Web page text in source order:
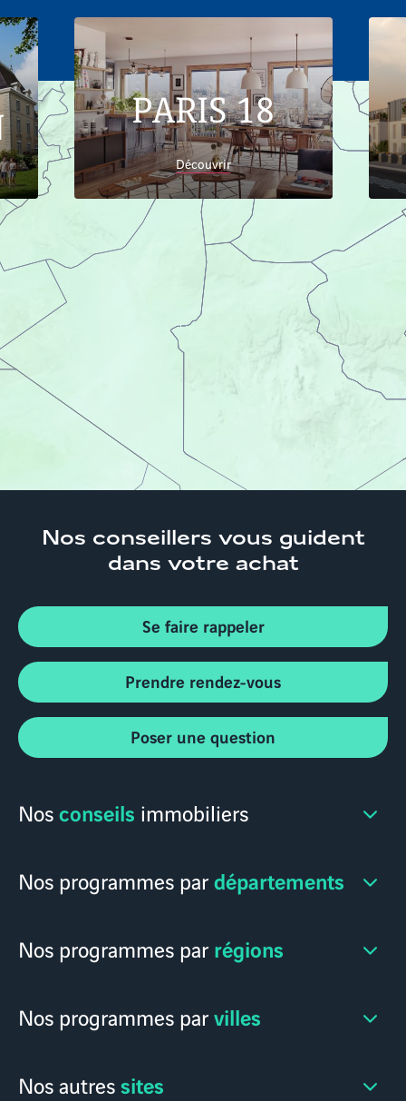
PARIS 18
Découvrir
Accueil Trouver son logement
Provence-Alpes-
Côte-d'Azur
Appartements neufs et immobilier
Bouches-du-Rhône
Appartements neufs Ventabren
Nos conseillers vous guident
dans votre achat
Se faire rappeler
Prendre rendez-vous
Poser une question
Nosconseils immobiliers
Nos programmes pardépartements
Nos programmes par régions
Nos programmes parvilles
Nos autressites